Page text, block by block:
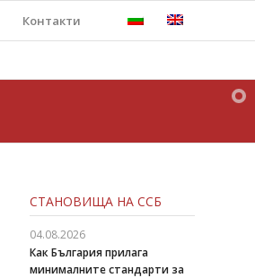
Контакти
СТАНОВИЩА НА ССБ
04.08.2026
Как България прилага
минималните стандарти за